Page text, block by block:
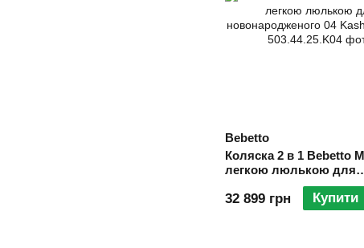
Bebetto
Коляска 2 в 1 Bebetto
легкою люлькою для
новонародженого 04
Baige
32 899 грн Купити